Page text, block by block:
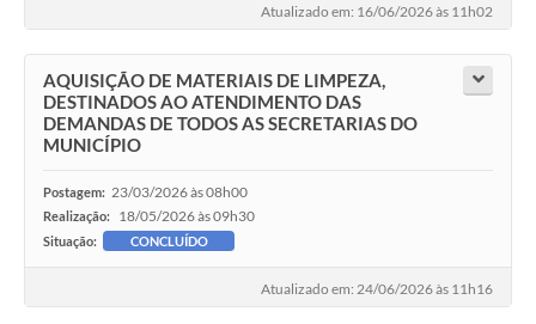
Atualizado em: 16/06/2026 às 11h02
AQUISIÇÃO DE MATERIAIS DE LIMPEZA,
DESTINADOS AO ATENDIMENTO DAS
DEMANDAS DE TODOS AS SECRETARIAS DO
MUNICÍPIO
Postagem: 23/03/2026 às 08h00
Realização: 18/05/2026 às 09h30
Situação: CONCLUÍDO
Atualizado em: 24/06/2026 às 11h16